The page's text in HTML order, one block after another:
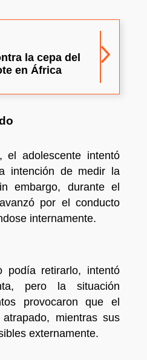
la cepa del
en África
el adolescente intentó
intención de medir la
embargo, durante el
por el conducto
internamente.
podía retirarlo, intentó
pero la situación
provocaron que el
mientras sus
externamente.